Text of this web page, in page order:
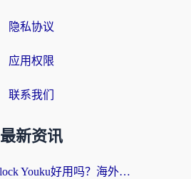
隐私协议
应用权限
联系我们
最新资讯
ChickCN和Unblock Youku好用吗？海外党亲测3款回国加速器，附iOS免费选择指南